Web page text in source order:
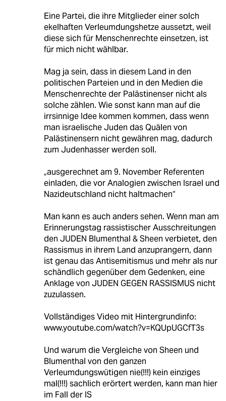
Eine Partei, die ihre Mitglieder einer solch
ekelhaften Verleumdungshetze aussetzt, weil
diese sich für Menschenrechte einsetzen, ist
für mich nicht wählbar.
Mag ja sein, dass in diesem Land in den
politischen Parteien und in den Medien die
Menschenrechte der Palästinenser nicht als
solche zählen. Wie sonst kann man auf die
irrsinnige Idee kommen kommen, dass wenn
man israelische Juden das Quälen von
Palästinensern nicht gewähren mag, dadurch
zum Judenhasser werden soll.
„ausgerechnet am 9. November Referenten
einladen, die vor Analogien zwischen Israel und
Nazideutschland nicht haltmachen“
Man kann es auch anders sehen. Wenn man am
Erinnerungstag rassistischer Ausschreitungen
den JUDEN Blumenthal & Sheen verbietet, den
Rassismus in ihrem Land anzuprangern, dann
ist genau das Antisemitismus und mehr als nur
schändlich gegenüber dem Gedenken, eine
Anklage von JUDEN GEGEN RASSISMUS nicht
zuzulassen.
Vollständiges Video mit Hintergrundinfo:
www.youtube.com/watch?v=KQUpUGCfT3s
Und warum die Vergleiche von Sheen und
Blumenthal von den ganzen
Verleumdungswütigen nie(!!!) kein einziges
mal(!!!) sachlich erörtert werden, kann man hier
im Fall der IS